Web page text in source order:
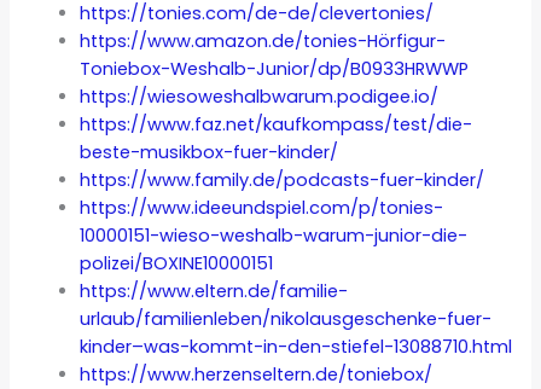
https://tonies.com/de-de/clevertonies/
https://www.amazon.de/tonies-Hörfigur-
Toniebox-Weshalb-Junior/dp/B0933HRWWP
https://wiesoweshalbwarum.podigee.io/
https://www.faz.net/kaufkompass/test/die-
beste-musikbox-fuer-kinder/
https://www.family.de/podcasts-fuer-kinder/
https://www.ideeundspiel.com/p/tonies-
10000151-wieso-weshalb-warum-junior-die-
polizei/BOXINE10000151
https://www.eltern.de/familie-
urlaub/familienleben/nikolausgeschenke-fuer-
kinder–was-kommt-in-den-stiefel-13088710.html
https://www.herzenseltern.de/toniebox/